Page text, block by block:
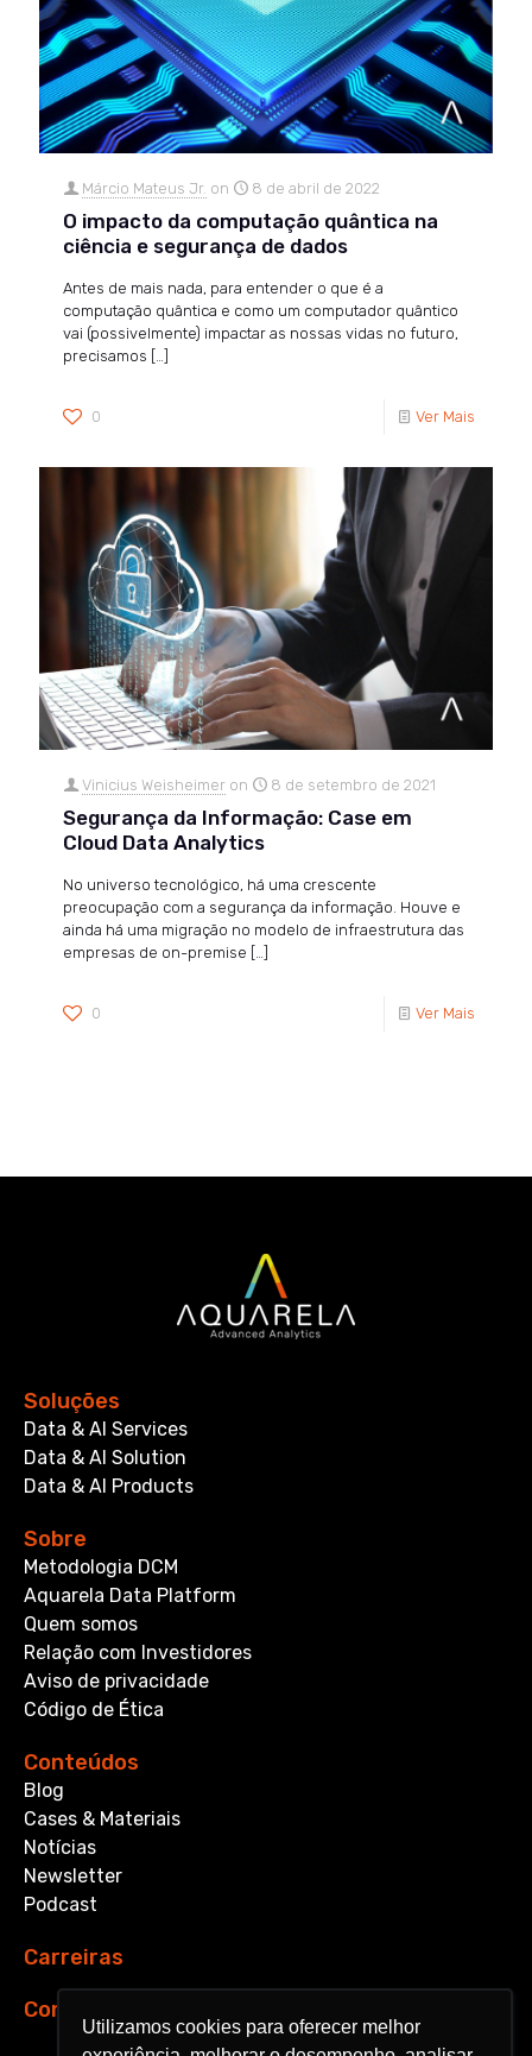
Utilizamos cookies para oferecer melhor
Utilizamos cookies para oferecer melhor
Márcio Mateus Jr. on 8 de abril de 2022
O impacto da computação quântica na
ciência e segurança de dados
Antes de mais nada, para entender o que é a
computação quântica e como um computador quântico
vai (possivelmente) impactar as nossas vidas no futuro,
precisamos […]
0 Ver Mais
Vinicius Weisheimer on 8 de setembro de 2021
Segurança da Informação: Case em
Cloud Data Analytics
No universo tecnológico, há uma crescente
preocupação com a segurança da informação. Houve e
ainda há uma migração no modelo de infraestrutura das
empresas de on-premise
0 Ver Mais
Soluções
Data & AI Services
Data & AI Solution
Data & AI Products
Sobre
Metodologia DCM
Aquarela Data Platform
Quem somos
Relação com Investidores
Aviso de privacidade
Código de Ética
Conteúdos
Blog
Cases & Materiais
Notícias
Newsletter
Podcast
Carreiras
Contato